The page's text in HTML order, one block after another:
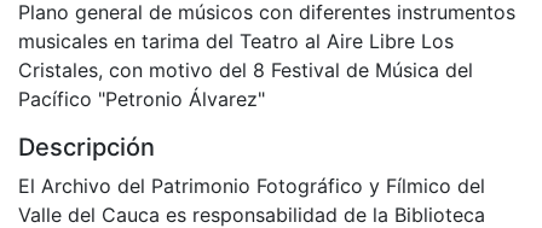
Plano general de músicos con diferentes instrumentos
musicales en tarima del Teatro al Aire Libre Los
Cristales, con motivo del 8 Festival de Música del
Pacífico "Petronio Álvarez"
Descripción
El Archivo del Patrimonio Fotográfico y Fílmico del
Valle del Cauca es responsabilidad de la Biblioteca